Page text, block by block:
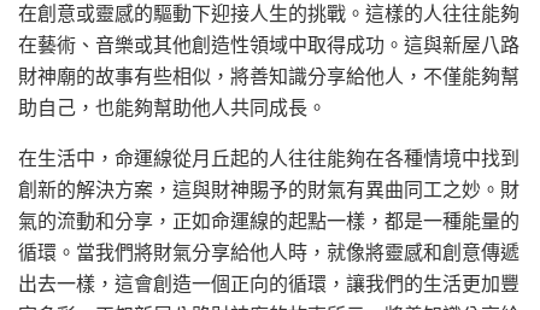
在創意或靈感的驅動下迎接人生的挑戰。這樣的人往往能夠
在藝術、音樂或其他創造性領域中取得成功。這與新屋八路
財神廟的故事有些相似，將善知識分享給他人，不僅能夠幫
助自己，也能夠幫助他人共同成長。
在生活中，命運線從月丘起的人往往能夠在各種情境中找到
創新的解決方案，這與財神賜予的財氣有異曲同工之妙。財
氣的流動和分享，正如命運線的起點一樣，都是一種能量的
循環。當我們將財氣分享給他人時，就像將靈感和創意傳遞
出去一樣，這會創造一個正向的循環，讓我們的生活更加豐